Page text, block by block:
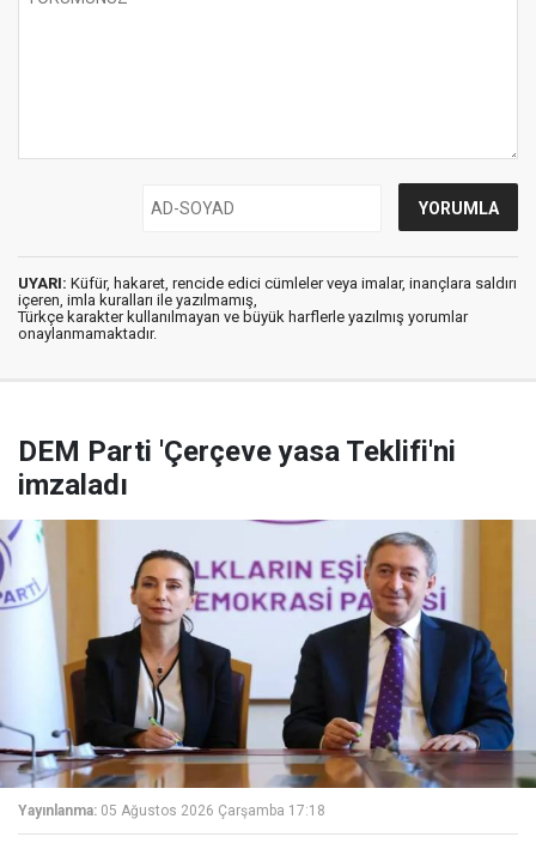
UYARI: Küfür, hakaret, rencide edici cümleler veya imalar, inançlara saldırı
içeren, imla kuralları ile yazılmamış,
Türkçe karakter kullanılmayan ve büyük harflerle yazılmış yorumlar
onaylanmamaktadır.
DEM Parti 'Çerçeve yasa Teklifi'ni
imzaladı
Yayınlanma: 05 Ağustos 2026 Çarşamba 17:18